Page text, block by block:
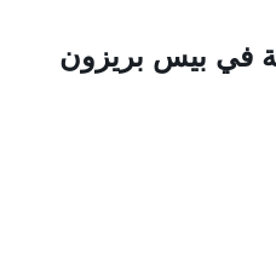
في بيس بريزون